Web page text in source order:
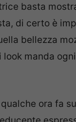
basta
di certo è
bellezza
look manda
ora fa